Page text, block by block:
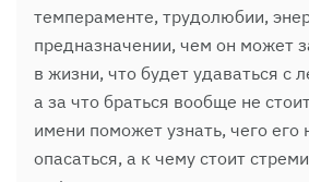
темпераменте, трудолюбии,
предназначении, чем он может
в жизни, что будет удаваться с
а за что браться вообще не
имени поможет узнать, чего его
опасаться, а к чему стоит